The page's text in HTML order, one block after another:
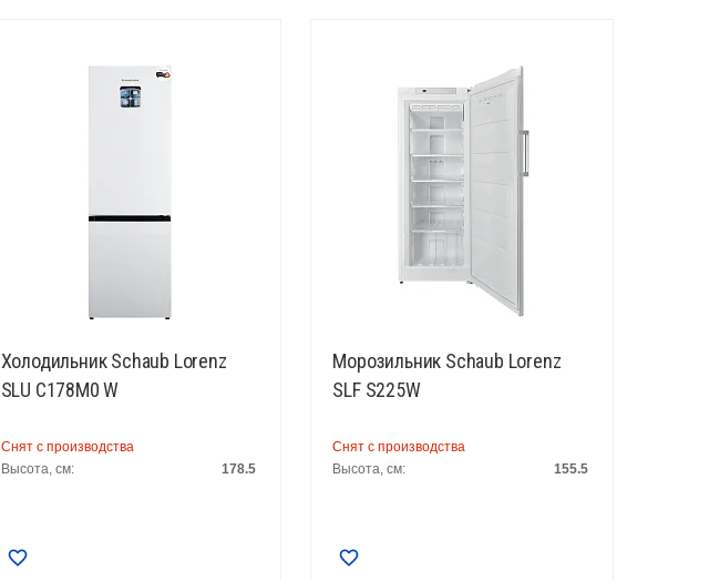
Холодильник Schaub Lorenz
SLU C178M0 W
Снят с производства
Высота, см:
178.5
Морозильник Schaub Lorenz
SLF S225W
Снят с производства
Высота, см:
155.5